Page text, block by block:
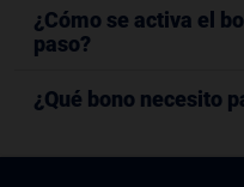
¿Cómo se activa el
paso?
¿Qué bono necesito